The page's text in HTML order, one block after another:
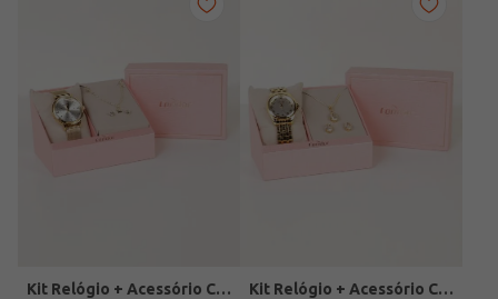
Kit Relógio + Acessório Condor Feminino DOURADO Kit Relógio + Acessório Condor Feminino DOURADO